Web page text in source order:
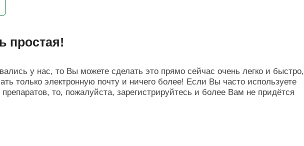
простая!
у нас, то Вы можете сделать это прямо сейчас очень легко и быстро,
только электронную почту и ничего более! Если Вы часто используете
то, пожалуйста, зарегистрируйтесь и более Вам не придётся